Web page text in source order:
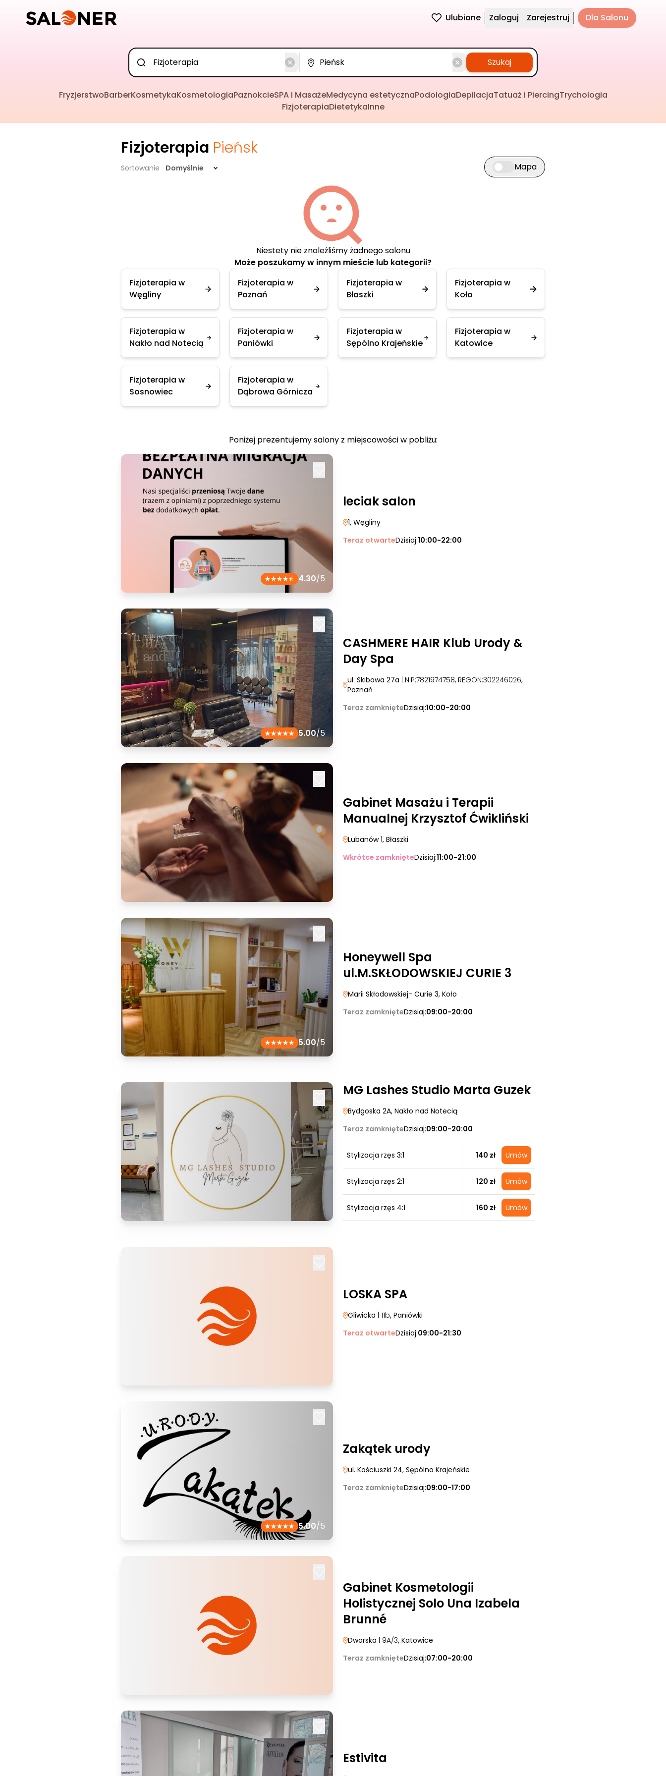
Ulubione Zaloguj Zarejestruj Dla Salonu
Szukaj
FryzjerstwoBarberKosmetykaKosmetologiaPaznokcieSPA i MasażeMedycyna estetycznaPodologiaDepilacjaTatuaż i PiercingTrychologia
FizjoterapiaDietetykaInne
Fizjoterapia Pieńsk
Sortowanie Domyślnie Przełącz widok mapy
Mapa
Niestety nie znaleźliśmy żadnego salonu
Może poszukamy w innym mieście lub kategorii?
Fizjoterapia w
Węgliny
Fizjoterapia w
Poznań
Fizjoterapia w
Błaszki
Fizjoterapia w
Koło
Fizjoterapia w
Nakło nad Notecią
Fizjoterapia w
Paniówki
Fizjoterapia w
Sępólno Krajeńskie
Fizjoterapia w
Katowice
Fizjoterapia w
Sosnowiec
Fizjoterapia w
Dąbrowa Górnicza
Poniżej prezentujemy salony z miejscowości w pobliżu:
4.30/5
leciak salon
1, Węgliny
Teraz otwarteDzisiaj:10:00-22:00
5.00/5
CASHMERE HAIR Klub Urody &
Day Spa
ul. Skibowa 27a | NIP:7821974758, REGON:302246026,
Poznań
Teraz zamknięteDzisiaj:10:00-20:00
Gabinet Masażu i Terapii
Manualnej Krzysztof Ćwikliński
Lubanów 1, Błaszki
Wkrótce zamknięteDzisiaj:11:00-21:00
5.00/5
Honeywell Spa
ul.M.SKŁODOWSKIEJ CURIE 3
Marii Skłodowskiej- Curie 3, Koło
Teraz zamknięteDzisiaj:09:00-20:00
MG Lashes Studio Marta Guzek
Bydgoska 2A, Nakło nad Notecią
Teraz zamknięteDzisiaj:09:00-20:00
Stylizacja rzęs 3:1 140 zł Umów
Stylizacja rzęs 2:1 120 zł Umów
Stylizacja rzęs 4:1 160 zł Umów
LOSKA SPA
Gliwicka | 11b, Paniówki
Teraz otwarteDzisiaj:09:00-21:30
5.00/5
Zakątek urody
ul. Kościuszki 24, Sępólno Krajeńskie
Teraz zamknięteDzisiaj:09:00-17:00
Gabinet Kosmetologii
Holistycznej Solo Una Izabela
Brunné
Dworska | 9A/3, Katowice
Teraz zamknięteDzisiaj:07:00-20:00
Estivita